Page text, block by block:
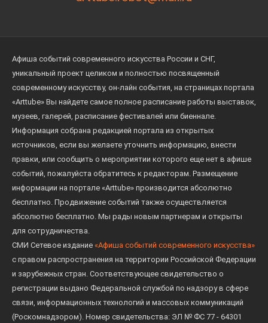
Афиша событий современного искусства России и СНГ,
уникальный проект целиком и полностью посвященный
современному искусству, он-лайн события, на страницах портала
«Arttube» Вы найдете самое полное расписание работы выставок,
музеев, галерей, расписание фестивалей или биеннале.
Информация собрана редакцией портала из открытых
источников, если вы желаете уточнить информацию, внести
правки, или сообщить о мероприятии которого еще нет в афише
событий, пожалуйста обратитесь к редакторам. Размещение
информации на портале «Arttube» производится абсолютно
бесплатно. Продвижение событий также осуществляется
абсолютно бесплатно. Мы рады новым партнерам и открыты
для сотрудничества.
СМИ Сетевое издание «Афиша событий современного искусства»
с правом распространения на территории Российской Федерации
и зарубежных стран. Соответствующее свидетельство о
регистрации выдано Федеральной службой по надзору в сфере
связи, информационных технологий и массовых коммуникаций
(Роскомнадзором). Номер свидетельства: ЭЛ № ФС 77 - 64301